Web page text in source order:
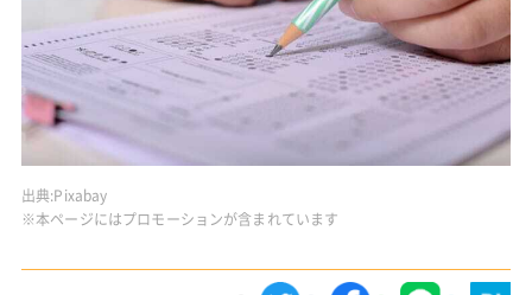
出典:Pixabay
※本ページにはプロモーションが含まれています